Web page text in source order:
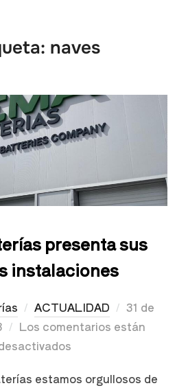
naves
presenta sus
instalaciones
ACTUALIDAD
31 de
Los comentarios están
estamos orgullosos de